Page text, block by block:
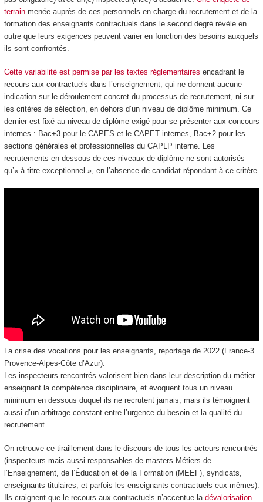
terrainmenée auprès de ces personnels en charge du recrutement et de la
formation des enseignants contractuels dans le second degré révèle en
outre que leurs exigences peuvent varier en fonction des besoins auxquels
ils sont confrontés.
Cette variabilité est permise par les textes réglementaires encadrant le
recours aux contractuels dans l’enseignement, qui ne donnent aucune
indication sur le déroulement concret du processus de recrutement, ni sur
les critères de sélection, en dehors d’un niveau de diplôme minimum. Ce
dernier est fixé au niveau de diplôme exigé pour se présenter aux concours
internes : Bac+3 pour le CAPES et le CAPET internes, Bac+2 pour les
sections générales et professionnelles du CAPLP interne. Les
recrutements en dessous de ces niveaux de diplôme ne sont autorisés
qu’« à titre exceptionnel », en l’absence de candidat répondant à ce critère.
La crise des vocations pour les enseignants, reportage de 2022 (France-3
Provence-Alpes-Côte d’Azur).
Les inspecteurs rencontrés valorisent bien dans leur description du métier
enseignant la compétence disciplinaire, et évoquent tous un niveau
minimum en dessous duquel ils ne recrutent jamais, mais ils témoignent
aussi d’un arbitrage constant entre l’urgence du besoin et la qualité du
recrutement.
On retrouve ce tiraillement dans le discours de tous les acteurs rencontrés
(inspecteurs mais aussi responsables de masters Métiers de
l’Enseignement, de l’Éducation et de la Formation (MEEF), syndicats,
enseignants titulaires, et parfois les enseignants contractuels eux-mêmes).
Ils craignent que le recours aux contractuels n’accentue la dévalorisation